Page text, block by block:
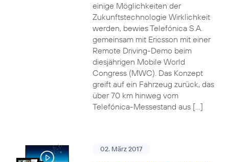
einige Möglichkeiten der
Zukunftstechnologie Wirklichkeit
werden, bewies Telefónica S.A.
gemeinsam mit Ericsson mit einer
Remote Driving-Demo beim
diesjährigen Mobile World
Congress (MWC). Das Konzept
greift auf ein Fahrzeug zurück, das
über 70 km hinweg vom
Telefónica-Messestand aus […]
02. März 2017